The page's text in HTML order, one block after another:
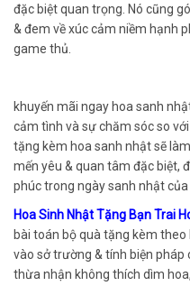
đặc biệt quan trọng. Nó cũng
& đem về xúc cảm niềm hạnh
game thủ.
khuyến mãi ngay hoa sanh
cảm tình và sự chăm sóc so
tặng kèm hoa sanh nhật sẽ
mến yêu & quan tâm đặc biệt,
phúc trong ngày sanh nhật của
Hoa Sinh Nhật Tặng Bạn Trai
bài toán bộ quà tặng kèm
vào sở trường & tính biện pháp
thừa nhận không thích dìm